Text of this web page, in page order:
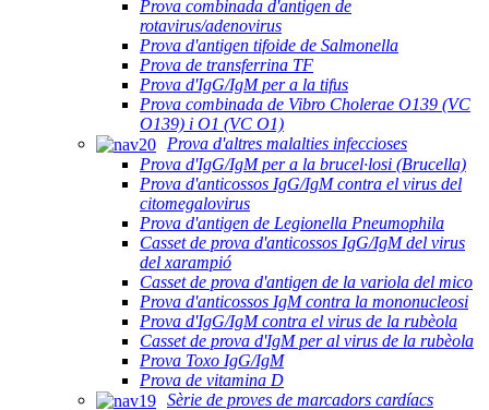
Prova combinada d'antigen de
rotavirus/adenovirus
Prova d'antigen tifoide de Salmonella
Prova de transferrina TF
Prova d'IgG/IgM per a la tifus
Prova combinada de Vibro Cholerae O139 (VC
O139) i O1 (VC O1)
Prova d'altres malalties infeccioses
Prova d'IgG/IgM per a la brucel·losi (Brucella)
Prova d'anticossos IgG/IgM contra el virus del
citomegalovirus
Prova d'antigen de Legionella Pneumophila
Casset de prova d'anticossos IgG/IgM del virus
del xarampió
Casset de prova d'antigen de la variola del mico
Prova d'anticossos IgM contra la mononucleosi
Prova d'IgG/IgM contra el virus de la rubèola
Casset de prova d'IgM per al virus de la rubèola
Prova Toxo IgG/IgM
Prova de vitamina D
Sèrie de proves de marcadors cardíacs